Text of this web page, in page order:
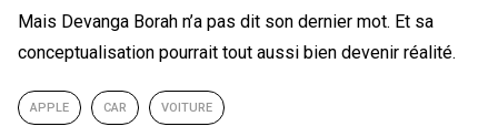
Mais Devanga Borah n’a pas dit son dernier mot. Et sa
conceptualisation pourrait tout aussi bien devenir réalité.
APPLE CAR VOITURE